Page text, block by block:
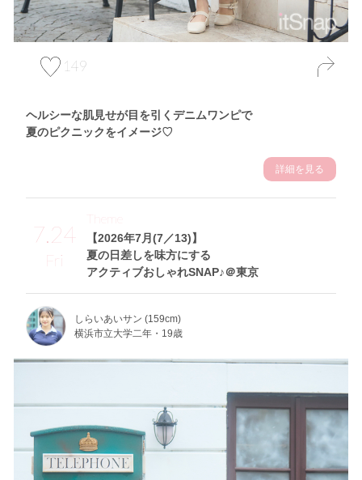
149
ヘルシーな肌見せが目を引くデニムワンピで
夏のピクニックをイメージ♡
詳細を見る
7.24
Fri
【2026年7月(7／13)】
夏の日差しを味方にする
アクティブおしゃれSNAP♪＠東京
Theme
しらいあいサン (159cm)
横浜市立大学二年・19歳